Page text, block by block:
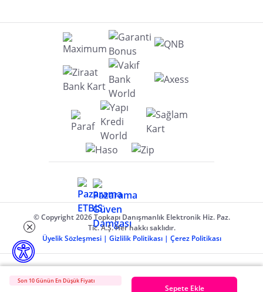
Son 10 Günün En Düşük Fiyatı
Sepete Ekle
© Copyright 2026 Topkapı Danışmanlık Elektronik Hiz. Paz.
Tic. A.Ş. Her hakkı saklıdır.
Üyelik Sözleşmesi | Gizlilik Politikası | Çerez Politikası